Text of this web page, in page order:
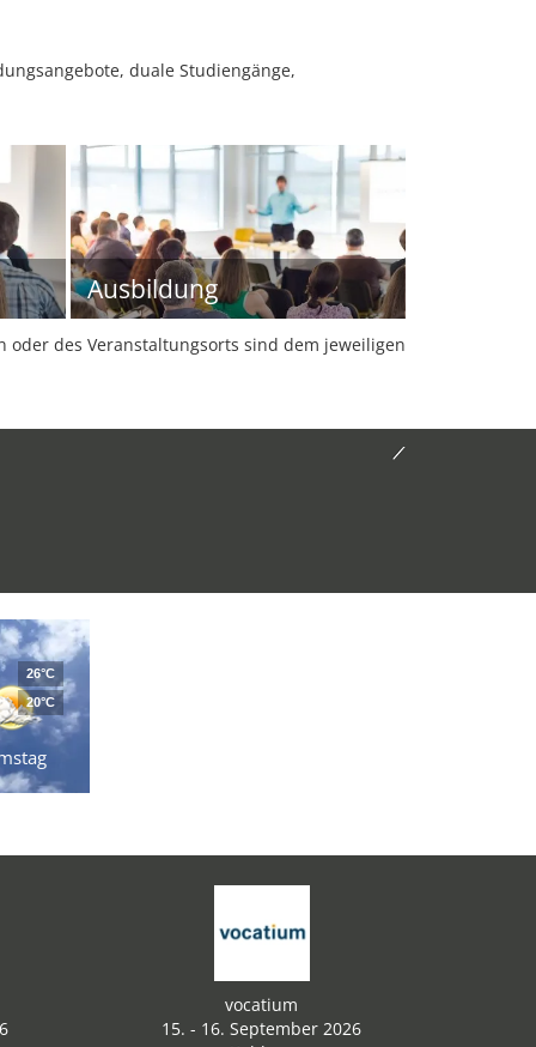
duale Studiengänge,
Ausbildung
des Veranstaltungsorts sind dem jeweiligen
26°C
20°C
vocatium
15. - 16. September 2026